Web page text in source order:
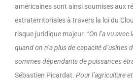
américaines sont ainsi soumises aux
extraterritoriales à travers la loi du
risque juridique majeur. “On l’a vu
quand on n’a plus de capacité d’usines
sommes dépendants de puissances
Sébastien Picardat. Pour l’agriculture